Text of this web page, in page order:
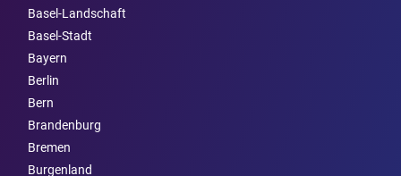
Basel-Landschaft
Basel-Stadt
Bayern
Berlin
Bern
Brandenburg
Bremen
Burgen­land